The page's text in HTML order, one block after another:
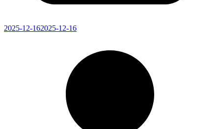
2025-12-162025-12-16